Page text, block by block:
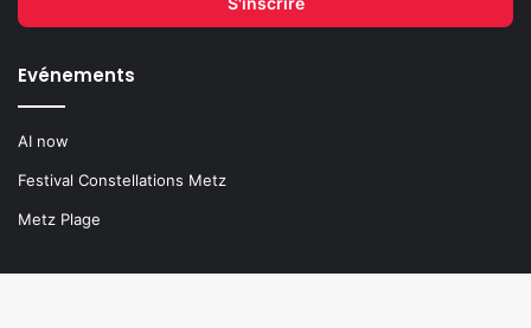
mail
Evénements
AI now
Festival Constellations Metz
Metz Plage